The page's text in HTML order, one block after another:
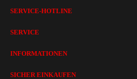
SERVICE-HOTLINE
SERVICE
INFORMATIONEN
SICHER EINKAUFEN